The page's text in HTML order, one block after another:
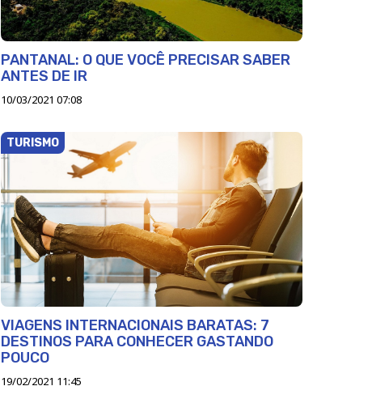
PANTANAL: O QUE VOCÊ PRECISAR SABER
ANTES DE IR
10/03/2021 07:08
TURISMO
VIAGENS INTERNACIONAIS BARATAS: 7
DESTINOS PARA CONHECER GASTANDO
POUCO
19/02/2021 11:45